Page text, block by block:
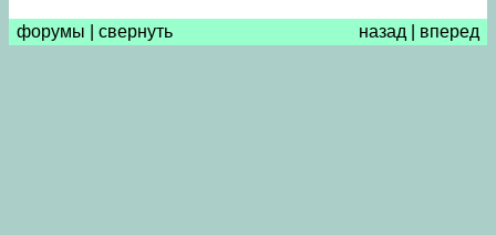
форумы свернуть назад вперед